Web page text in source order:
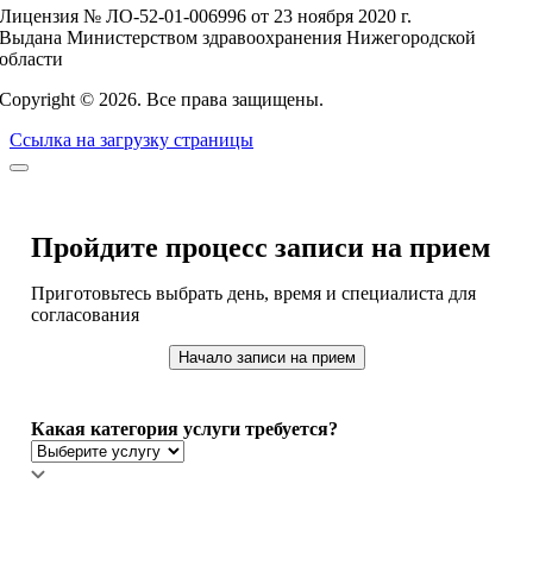
Лицензия № ЛО-52-01-006996 от 23 ноября 2020 г.
Выдана Министерством здравоохранения Нижегородской
области
Copyright © 2026. Все права защищены.
Ссылка на загрузку страницы
Пройдите процесс записи на прием
Приготовьтесь выбрать день, время и специалиста для
согласования
Начало записи на прием
Какая категория услуги требуется?